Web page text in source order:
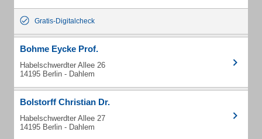
Gratis-Digitalcheck
Bohme Eycke Prof.
Habelschwerdter Allee 26
14195 Berlin - Dahlem
Bolstorff Christian Dr.
Habelschwerdter Allee 27
14195 Berlin - Dahlem